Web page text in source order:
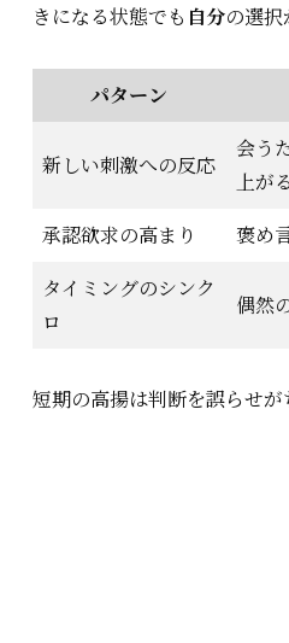
きになる状態でも 自分の選択
パターン
新しい刺激への反応
会う
上がる
承認欲求の高まり
褒め
タイミングのシンク
ロ
偶然
短期の高揚は判断を誤らせが